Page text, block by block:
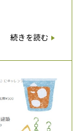
続きを読む